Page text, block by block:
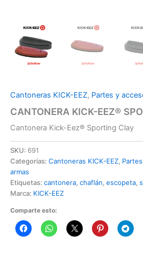
Cantoneras KICK-EEZ, Partes y
CANTONERA KICK-EEZ®
Cantonera Kick-Eez® Sporting Clay
SKU: 691
Categorías: Cantoneras KICK-EEZ,
armas
Etiquetas: cantonera, chaflán, escopeta,
Marca: KICK-EEZ
Comparte esto: